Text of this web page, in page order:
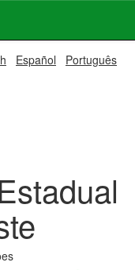
Español Português